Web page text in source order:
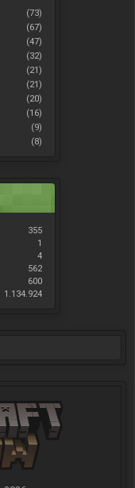
(73)
(67)
(47)
(32)
(21)
(21)
(20)
(16)
(9)
(8)
355
1
4
562
600
1.134.924